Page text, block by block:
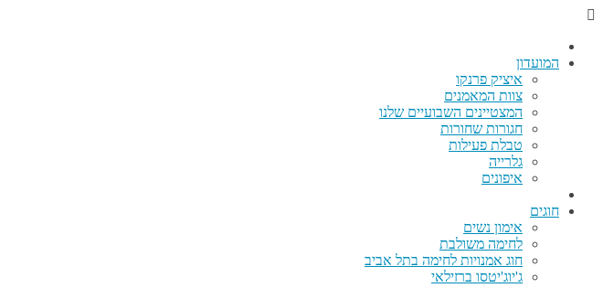
המועדון
איציק פרנקו
צוות המאמנים
המצטיינים השבועיים שלנו
חגורות שחורות
טבלת פעילות
גלרייה
איפונים
חוגים
אימון נשים
לחימה משולבת
חוג אמנויות לחימה בתל אביב
ג'יוג'יטסו ברזילאי